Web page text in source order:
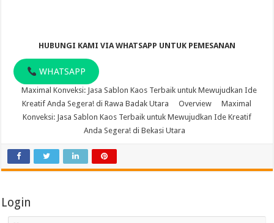
HUBUNGI KAMI VIA WHATSAPP UNTUK PEMESANAN
WHATSAPP
Maximal Konveksi: Jasa Sablon Kaos Terbaik untuk Mewujudkan Ide
Kreatif Anda Segera! di Rawa Badak Utara
Overview
Maximal
Konveksi: Jasa Sablon Kaos Terbaik untuk Mewujudkan Ide Kreatif
Anda Segera! di Bekasi Utara
Login